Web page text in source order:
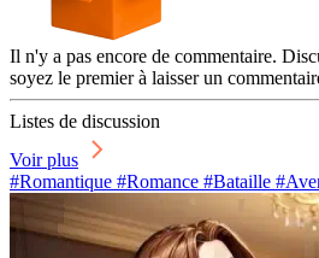
Il n'y a pas encore de commentaire.
soyez le premier à laisser un
Listes de discussion
Voir plus
#Romantique #Romance #Bataille